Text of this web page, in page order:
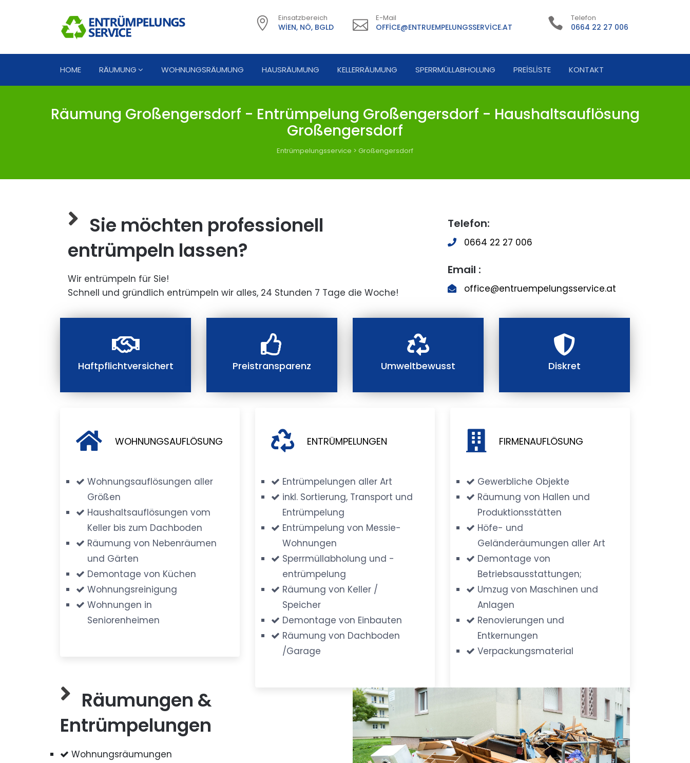
Einsatzbereich
WIEN, NÖ, BGLD
E-Mail
OFFICE@ENTRUEMPELUNGSSERVICE.AT
Telefon
0664 22 27 006
HOME RÄUMUNG WOHNUNGSRÄUMUNG HAUSRÄUMUNG KELLERRÄUMUNG SPERRMÜLLABHOLUNG PREISLISTE KONTAKT
Räumung Großengersdorf - Entrümpelung Großengersdorf - Haushaltsauflösung
Großengersdorf
Entrümpelungsservice > Großengersdorf
Sie möchten professionell
entrümpeln lassen?
Wir entrümpeln für Sie!
Schnell und gründlich entrümpeln wir alles, 24 Stunden 7 Tage die Woche!
Telefon:
0664 22 27 006
Email :
office@entruempelungsservice.at
Haftpflichtversichert Preistransparenz Umweltbewusst Diskret
WOHNUNGSAUFLÖSUNG
Wohnungsauflösungen aller
Größen
Haushaltsauflösungen vom
Keller bis zum Dachboden
Räumung von Nebenräumen
und Gärten
Demontage von Küchen
Wohnungsreinigung
Wohnungen in
Seniorenheimen
ENTRÜMPELUNGEN
Entrümpelungen aller Art
inkl. Sortierung, Transport und
Entrümpelung
Entrümpelung von Messie-
Wohnungen
Sperrmüllabholung und -
entrümpelung
Räumung von Keller /
Speicher
Demontage von Einbauten
Räumung von Dachboden
/Garage
FIRMENAUFLÖSUNG
Gewerbliche Objekte
Räumung von Hallen und
Produktionsstätten
Höfe- und
Geländeräumungen aller Art
Demontage von
Betriebsausstattungen;
Umzug von Maschinen und
Anlagen
Renovierungen und
Entkernungen
Verpackungsmaterial
Räumungen &
Entrümpelungen
Wohnungsräumungen